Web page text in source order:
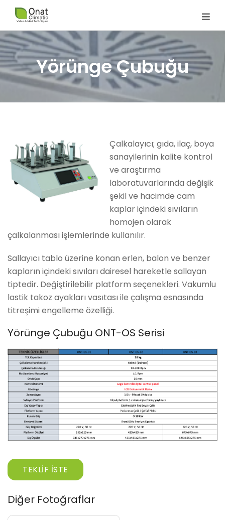
Yörünge Çubuğu
Çalkalayıcı; gıda, ilaç, boya
sanayilerinin kalite kontrol
ve araştırma
laboratuvarlarında değişik
şekil ve hacimde cam
kaplar içindeki sıvıların
homojen olarak
çalkalanması işlemlerinde kullanılır.
Sallayıcı tablo üzerine konan erlen, balon ve benzer
kapların içindeki sıvıları dairesel hareketle sallayan
tiptedir. Değiştirilebilir platform seçenekleri. Vakumlu
lastik takoz ayakları vasıtası ile çalışma esnasında
titreşimi engelleme özelliği.
Yörünge Çubuğu ONT-OS Serisi
TEKLIF İSTE
Diğer Fotoğraflar